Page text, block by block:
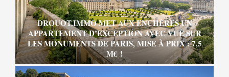
DROUOT.IMMO MET AUX ENCHÈRES UN
APPARTEMENT D’EXCEPTION AVEC VUE SUR
LES MONUMENTS DE PARIS, MISE À PRIX : 7,5
M€ !